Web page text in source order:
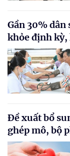
Gần 30% dân
khỏe định kỳ,
Đề xuất bổ
ghép mô, bộ